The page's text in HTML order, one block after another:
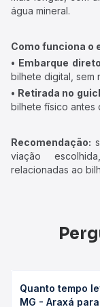
água mineral.
Como funciona o
• Embarque
bilhete digital, sem
• Retirada no
bilhete físico antes
Recomendação:
viação
relacionadas ao
Quanto tempo
MG - Araxá